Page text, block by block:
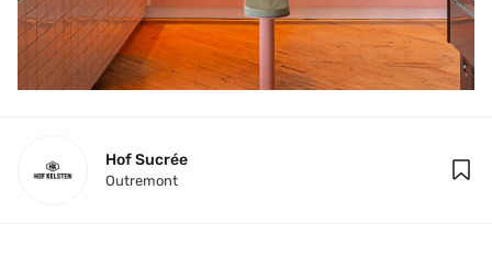
Hof Sucrée
Outremont